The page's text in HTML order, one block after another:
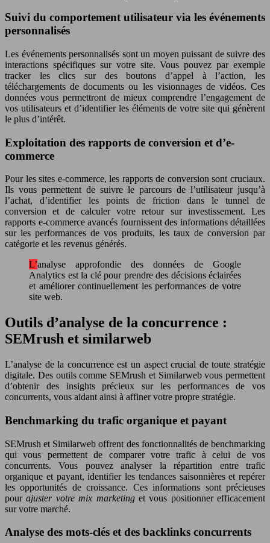
Suivi du comportement utilisateur via les événements
personnalisés
Les événements personnalisés sont un moyen puissant de suivre des
interactions spécifiques sur votre site. Vous pouvez par exemple
tracker les clics sur des boutons d’appel à l’action, les
téléchargements de documents ou les visionnages de vidéos. Ces
données vous permettront de mieux comprendre l’engagement de
vos utilisateurs et d’identifier les éléments de votre site qui génèrent
le plus d’intérêt.
Exploitation des rapports de conversion et d’e-
commerce
Pour les sites e-commerce, les rapports de conversion sont cruciaux.
Ils vous permettent de suivre le parcours de l’utilisateur jusqu’à
l’achat, d’identifier les points de friction dans le tunnel de
conversion et de calculer votre retour sur investissement. Les
rapports e-commerce avancés fournissent des informations détaillées
sur les performances de vos produits, les taux de conversion par
catégorie et les revenus générés.
L’analyse approfondie des données de Google
Analytics est la clé pour prendre des décisions éclairées
et améliorer continuellement les performances de votre
site web.
Outils d’analyse de la concurrence :
SEMrush et similarweb
L’analyse de la concurrence est un aspect crucial de toute stratégie
digitale. Des outils comme SEMrush et Similarweb vous permettent
d’obtenir des insights précieux sur les performances de vos
concurrents, vous aidant ainsi à affiner votre propre stratégie.
Benchmarking du trafic organique et payant
SEMrush et Similarweb offrent des fonctionnalités de benchmarking
qui vous permettent de comparer votre trafic à celui de vos
concurrents. Vous pouvez analyser la répartition entre trafic
organique et payant, identifier les tendances saisonnières et repérer
les opportunités de croissance. Ces informations sont précieuses
pourajuster votre mix marketing et vous positionner efficacement
sur votre marché.
Analyse des mots-clés et des backlinks concurrents